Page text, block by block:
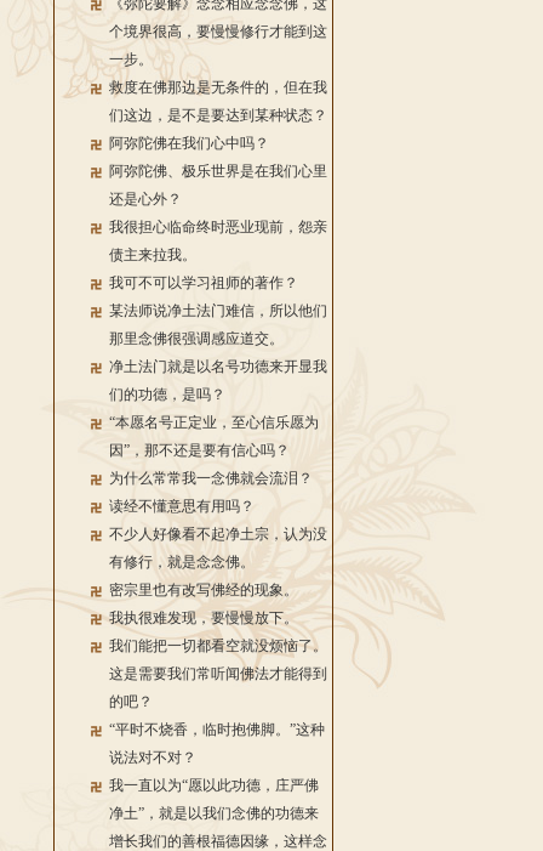
《弥陀要解》念念相应念念佛，这
个境界很高，要慢慢修行才能到这
一步。
救度在佛那边是无条件的，但在我
们这边，是不是要达到某种状态？
阿弥陀佛在我们心中吗？
阿弥陀佛、极乐世界是在我们心里
还是心外？
我很担心临命终时恶业现前，怨亲
债主来拉我。
我可不可以学习祖师的著作？
某法师说净土法门难信，所以他们
那里念佛很强调感应道交。
净土法门就是以名号功德来开显我
们的功德，是吗？
“本愿名号正定业，至心信乐愿为
因”，那不还是要有信心吗？
为什么常常我一念佛就会流泪？
读经不懂意思有用吗？
不少人好像看不起净土宗，认为没
有修行，就是念念佛。
密宗里也有改写佛经的现象。
我执很难发现，要慢慢放下。
我们能把一切都看空就没烦恼了。
这是需要我们常听闻佛法才能得到
的吧？
“平时不烧香，临时抱佛脚。”这种
说法对不对？
我一直以为“愿以此功德，庄严佛
净土”，就是以我们念佛的功德来
增长我们的善根福德因缘，这样念